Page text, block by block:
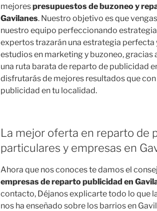
mejorespresupuestos de buzoneo y
Gavilanes. Nuestro objetivo es que
nuestro equipo perfeccionando
expertos trazarán una estrategia perfecta
estudios en marketing y buzoneo, gracias
una ruta barata de reparto de publicidad
disfrutarás de mejores resultados que
publicidad en tu localidad.
La mejor oferta en reparto de
particulares y empresas en
Ahora que nos conoces te damos el
empresas de reparto publicidad en
contacto, Déjanos explicarte todo lo que
nos ha enseñado sobre los barrios en